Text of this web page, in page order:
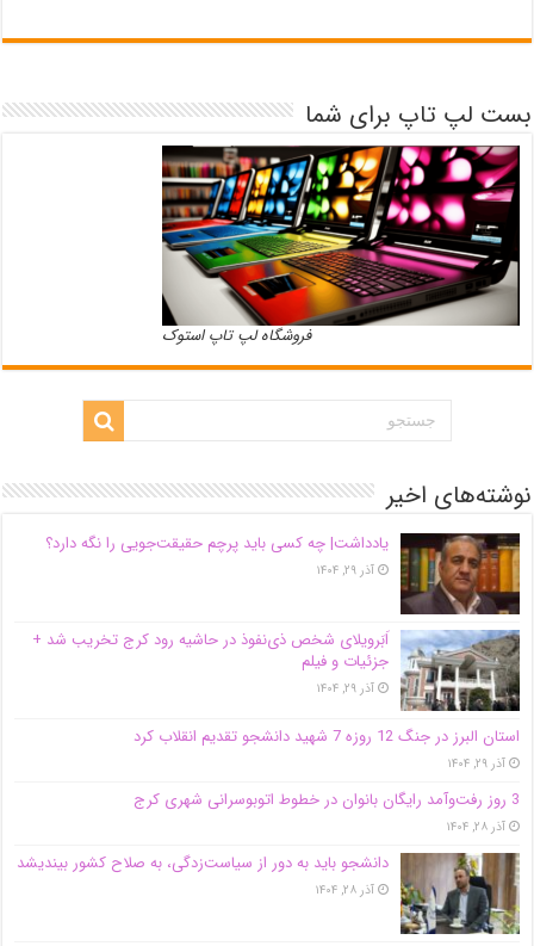
بست لپ تاپ برای شما
فروشگاه لپ تاپ استوک
نوشته‌های اخیر
یادداشت| ‌چه کسی باید پرچم حقیقت‌جویی را نگه دارد؟
آذر ۲۹, ۱۴۰۴
اَبَر‌ویلای شخص ذی‌نفوذ در حاشیه‌ رود کرج تخریب شد +
جزئیات و فیلم
آذر ۲۹, ۱۴۰۴
استان البرز در جنگ 12 روزه 7 شهید دانشجو تقدیم انقلاب کرد
آذر ۲۹, ۱۴۰۴
3 روز رفت‌وآمد رایگان بانوان در خطوط اتوبوسرانی شهری کرج
آذر ۲۸, ۱۴۰۴
دانشجو باید به دور از سیاست‌زدگی، به صلاح کشور بیندیشد
آذر ۲۸, ۱۴۰۴